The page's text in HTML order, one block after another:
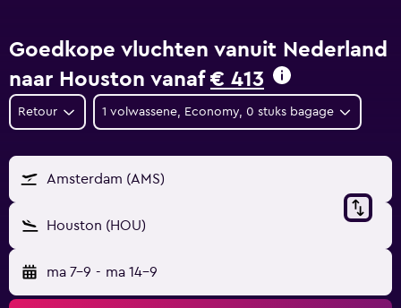
Goedkope vluchten vanuit Nederland
naar Houston vanaf € 413
Retour 1 volwassene, Economy, 0 stuks bagage
Amsterdam (AMS)
Houston (HOU)
ma 7-9 - ma 14-9